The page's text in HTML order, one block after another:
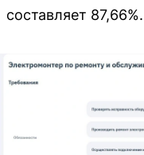
составляет 87,66%.